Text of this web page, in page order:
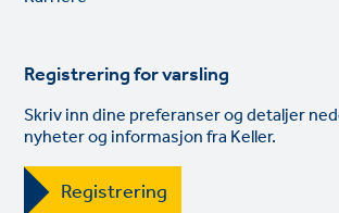
Registrering for varsling
Skriv inn dine preferanser og detaljer
nyheter og informasjon fra Keller.
Registrering